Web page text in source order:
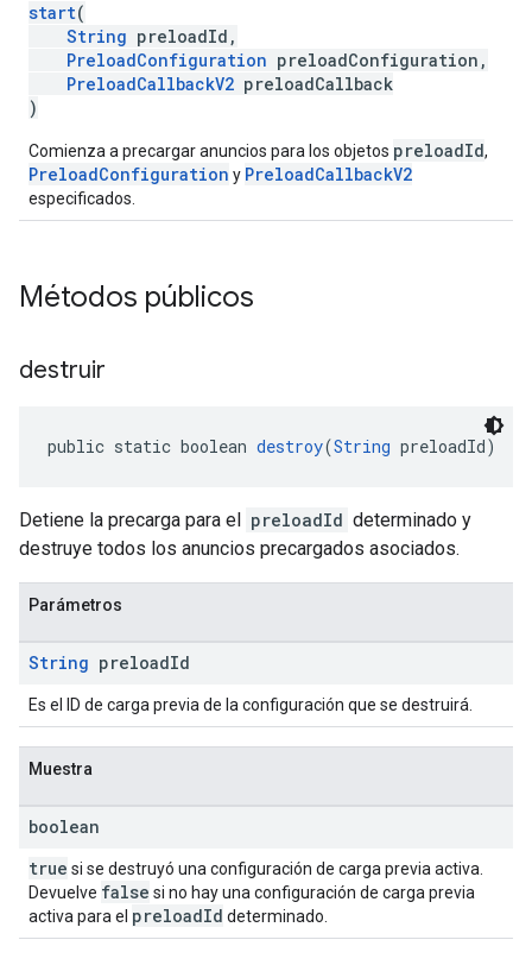
start(
String preloadId,
PreloadConfiguration preloadConfiguration,
PreloadCallbackV2 preloadCallback
)
Comienza a precargar anuncios para los objetos preloadId,
PreloadConfiguration y PreloadCallbackV2
especificados.
Métodos públicos
destruir
public static boolean destroy(String preloadId)
Detiene la precarga para el preloadId determinado y
destruye todos los anuncios precargados asociados.
Parámetros
String preloadId
Es el ID de carga previa de la configuración que se destruirá.
Muestra
boolean
true si se destruyó una configuración de carga previa activa.
Devuelve false si no hay una configuración de carga previa
activa para el preloadId determinado.